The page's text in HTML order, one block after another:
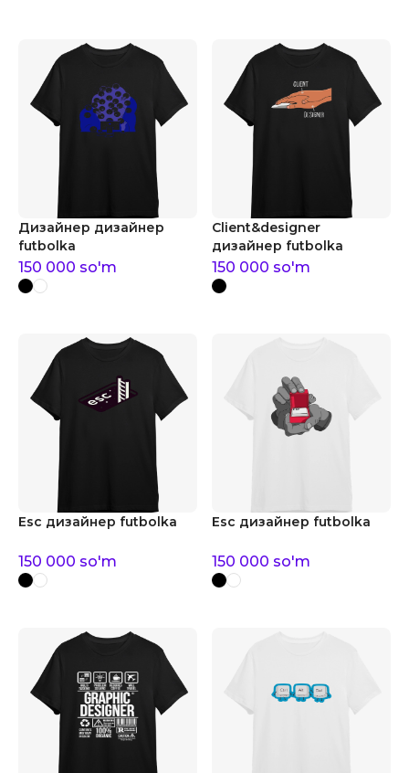
Дизайнер дизайнер
futbolka
150 000 so'm
Client&designer
дизайнер futbolka
150 000 so'm
Esc дизайнер futbolka
150 000 so'm
Esc дизайнер futbolka
150 000 so'm